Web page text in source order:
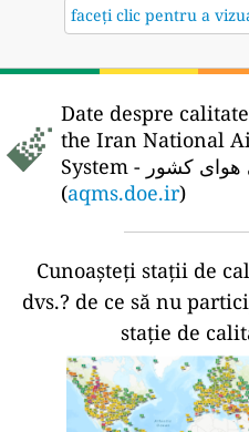
faceți clic pentru a
Date despre
the Iran National
System - سامانه پایش کیفی هوای کشور
(aqms.doe.ir)
Cunoașteți stații de
dvs.? de ce să nu
stație de